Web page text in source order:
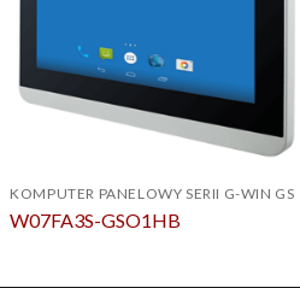
KOMPUTER PANELOWY SERII G-WIN GS
W07FA3S-GSO1HB